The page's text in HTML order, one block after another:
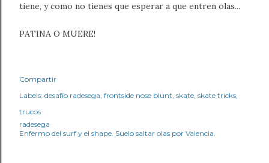
tiene, y como no tienes que esperar a que entren olas...
PATINA O MUERE!
Compartir
Labels: desafío radesega frontside nose blunt skate skate tricks
trucos
radesega
Enfermo del surf y el shape. Suelo saltar olas por Valencia.